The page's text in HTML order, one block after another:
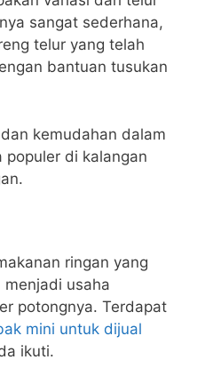
sangat sederhana,
telur yang telah
bantuan tusukan
kemudahan dalam
populer di kalangan
ringan yang
usaha
potongnya. Terdapat
mini untuk dijual
ikuti.